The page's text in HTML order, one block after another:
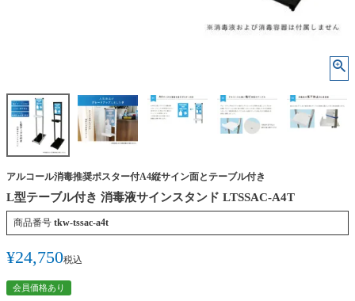
アルコール消毒推奨ポスター付A4縦サイン面とテーブル付き
L型テーブル付き 消毒液サインスタンド LTSSAC-A4T
商品番号 tkw-tssac-a4t
¥24,750税込
会員価格あり